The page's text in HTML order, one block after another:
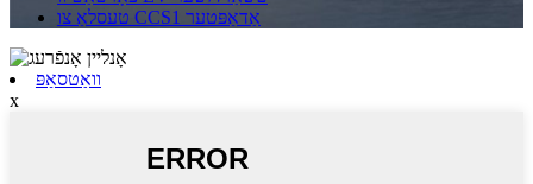
טעסלאַ צו CCS1 אַדאַפּטער
וואַטסאַפּ
x